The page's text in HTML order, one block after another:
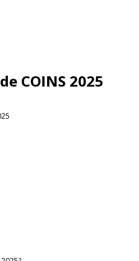
COINS 2025